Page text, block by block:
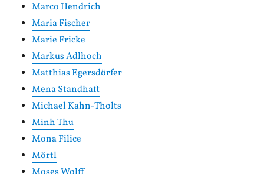
Marco Hendrich
Maria Fischer
Marie Fricke
Markus Adlhoch
Matthias Egersdörfer
Mena Standhaft
Michael Kahn-Tholts
Minh Thu
Mona Filice
Mörtl